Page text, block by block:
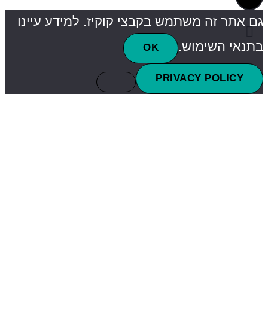
גם אתר זה משתמש בקבצי קוקיז. למידע עיינו
בתנאי השימוש.
OK
PRIVACY POLICY